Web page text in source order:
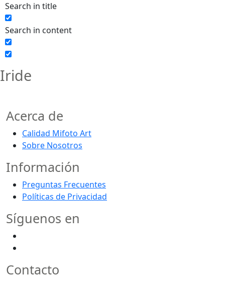
Search in title
Search in content
Iride
Acerca de
Calidad Mifoto Art
Sobre Nosotros
Información
Preguntas Frecuentes
Políticas de Privacidad
Síguenos en
Contacto